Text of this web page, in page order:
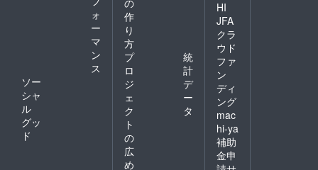
ォ
ー
マ
ン
ス
ソー
シャ
ル
グッ
ド
の
作
り
方
プ
ロ
ジ
ェ
ク
ト
の
広
め
統
計
デ
ー
タ
HI
JFA
クラ
ウド
ファ
ン
ディ
ング
mac
hi-ya
補助
金申